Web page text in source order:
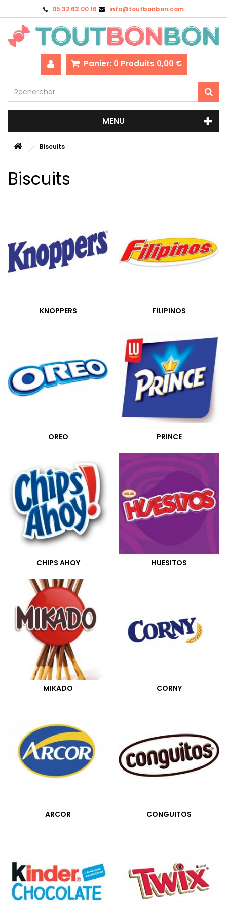
05 32 63 00 16 info@toutbonbon.com
Panier: 0 Produits 0,00 €
MENU
Biscuits
Biscuits
KNOPPERS FILIPINOS
OREO PRINCE
CHIPS AHOY HUESITOS
MIKADO CORNY
ARCOR CONGUITOS